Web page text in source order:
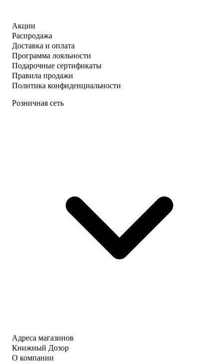
Акции
Распродажа
Доставка и оплата
Программа лояльности
Подарочные сертификаты
Правила продажи
Политика конфиденциальности
Розничная сеть
Адреса магазинов
Книжный Дозор
О компании